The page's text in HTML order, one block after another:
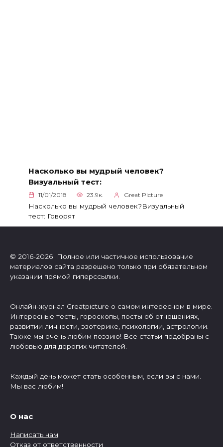
Насколько вы мудрый человек?
Визуальный тест:
11/01/2018 23.9к. Great Picture
Насколько вы мудрый человек?Визуальный
тест: Говорят
© 2016-2026 Полное или частичное использование
материалов сайта разрешено только при обязательном
указании прямой гиперссылки.
Онлайн-журнал Greatpicture о самом интересном в мире.
Интересные тесты, гороскопы, посты об отношениях,
развитии личности, эзотерике, психологии, астрологии.
Также мы очень любим поэзию! Все статьи подобраны с
любовью для дорогих читателей.
Каждый день может стать особенным, если вы с нами.
Мы вас любим!
О нас
Написать нам
Отказ от ответственности